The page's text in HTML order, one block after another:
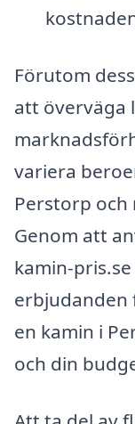
Förutom
att överväga
variera
Perstorp
Genom att
kamin-
erbjudanden
en kamin i
och din